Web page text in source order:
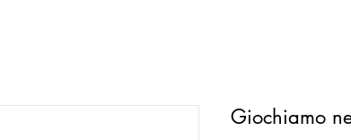
Giochiamo